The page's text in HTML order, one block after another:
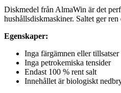
Diskmedel från AlmaWin är det
hushållsdiskmaskiner. Saltet ger
Egenskaper:
Inga färgämnen eller tillsatser
Inga petrokemiska tensider
Endast 100 % rent salt
Innehållet är biologiskt